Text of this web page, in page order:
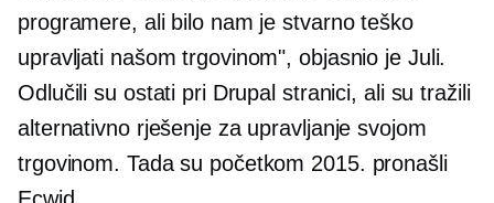
programere, ali bilo nam je stvarno teško
upravljati našom trgovinom", objasnio je Juli.
Odlučili su ostati pri Drupal stranici, ali su tražili
alternativno rješenje za upravljanje svojom
trgovinom. Tada su početkom 2015. pronašli